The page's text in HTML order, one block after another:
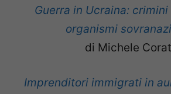
Guerra in Ucraina:
organismi
di Michele
Imprenditori immigrati in